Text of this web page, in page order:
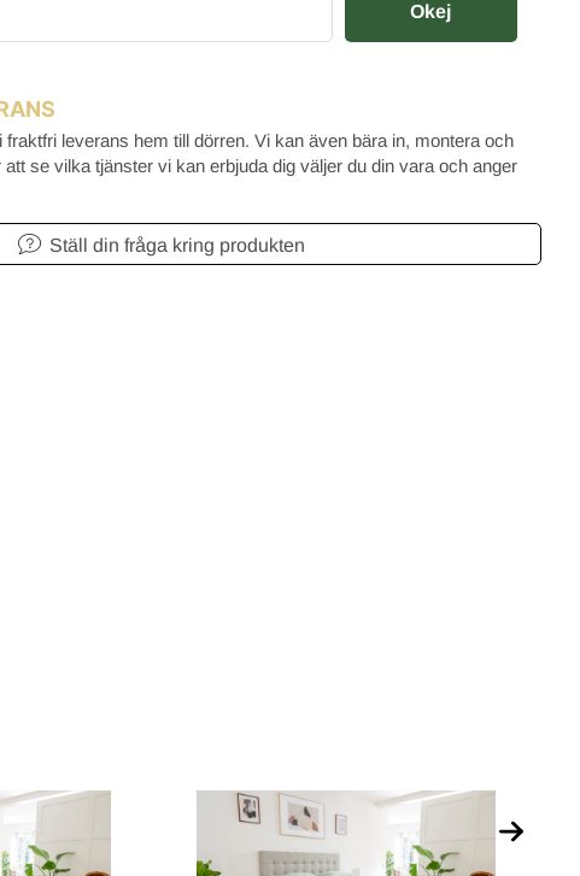
Okej
leverans hem till dörren. Vi kan även bära in, montera och
se vilka tjänster vi kan erbjuda dig väljer du din vara och anger
Ställ din fråga kring produkten